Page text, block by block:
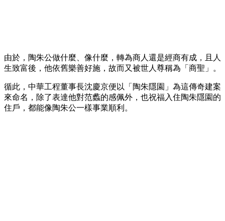
由於，陶朱公做什麼、像什麼，轉為商人還是經商有成，且人
生致富後，他依舊樂善好施，故而又被世人尊稱為「商聖」。
循此，中華工程董事長沈慶京便以「陶朱隱園」為這傳奇建案
來命名，除了表達他對范蠡的感佩外，也祝福入住陶朱隱園的
住戶，都能像陶朱公一樣事業順利。